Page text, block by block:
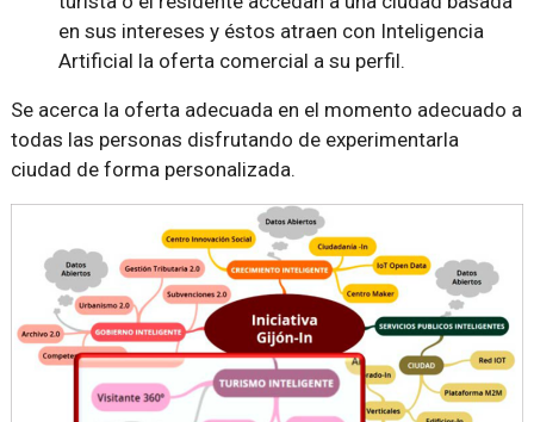
en sus intereses y éstos atraen con Inteligencia
Artificial la oferta comercial a su perfil.
Se acerca la oferta adecuada en el momento adecuado a
todas las personas disfrutando de experimentarla
ciudad de forma personalizada.